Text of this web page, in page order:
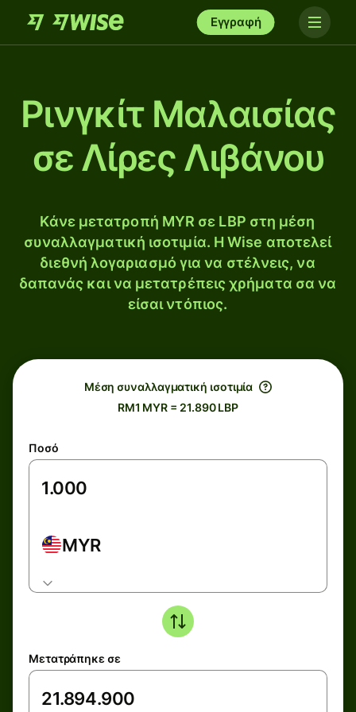
Εγγραφή
Ρινγκίτ Μαλαισίας
σε Λίρες Λιβάνου
Κάνε μετατροπή MYR σε LBP στη μέση
συναλλαγματική ισοτιμία. Η Wise αποτελεί
διεθνή λογαριασμό για να στέλνεις, να
δαπανάς και να μετατρέπεις χρήματα σα να
είσαι ντόπιος.
Μέση συναλλαγματική ισοτιμία
RM1 MYR = 21.890 LBP
Ποσό
MYR
Μετατράπηκε σε